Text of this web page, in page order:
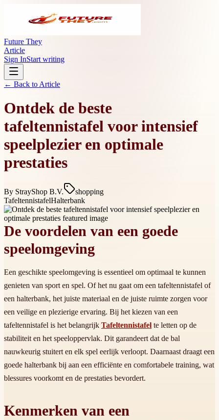
Future They
Article
Sign InStart writing
← Back to Article
Ontdek de beste
tafeltennistafel voor intensief
speelplezier en optimale
prestaties
By StrayShop B.V.
shopping
TafeltennistafelHalterbank
De voordelen van een goede
speelomgeving
Een geschikte speelomgeving is essentieel om optimaal te kunnen
genieten van sport en spel. Of het nu gaat om een tafeltennistafel of
een halterbank, het juiste materiaal en de juiste ruimte zorgen voor
een veilige en plezierige ervaring. Bij het kiezen van een
tafeltennistafel is het belangrijk Tafeltennistafel te letten op de
stabiliteit en het speeloppervlak. Dit garandeert dat de bal
nauwkeurig stuitert en elk spel eerlijk verloopt. Daarnaast draagt een
goede halterbank bij aan een efficiënte en comfortabele training, wat
blessures voorkomt en de prestaties bevordert.
Kenmerken van een